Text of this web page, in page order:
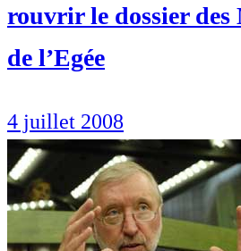
rouvrir le dossier des
de l’Egée
4 juillet 2008